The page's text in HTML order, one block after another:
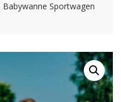
Sportwagen